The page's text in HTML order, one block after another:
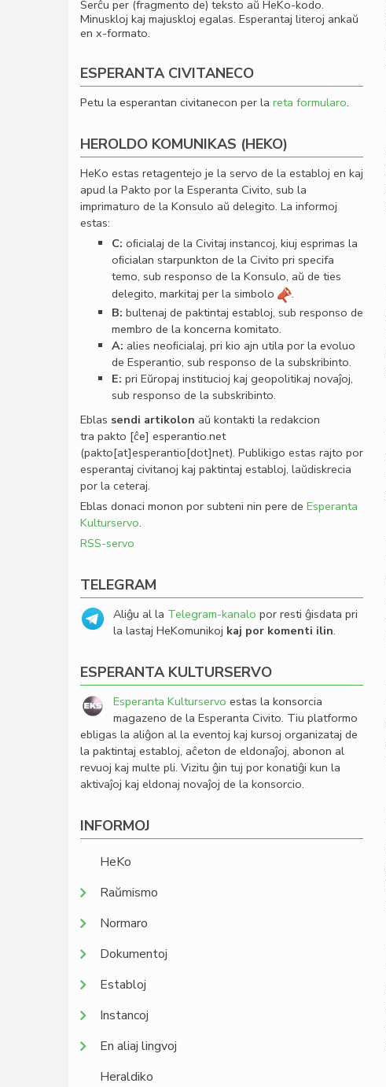
Serĉu per (fragmento de) teksto aŭ HeKo-kodo.
Minuskloj kaj majuskloj egalas. Esperantaj literoj ankaŭ
en x-formato.
ESPERANTA CIVITANECO
Petu la esperantan civitanecon per la reta formularo.
HEROLDO KOMUNIKAS (HEKO)
HeKo estas retagentejo je la servo de la establoj en kaj
apud la Pakto por la Esperanta Civito, sub la
imprimaturo de la Konsulo aŭ delegito. La informoj
estas:
C: oﬁcialaj de la Civitaj instancoj, kiuj esprimas la
oﬁcialan starpunkton de la Civito pri specifa
temo, sub responso de la Konsulo, aŭ de ties
delegito, markitaj per la simbolo
.
B: bultenaj de paktintaj establoj, sub responso de
membro de la koncerna komitato.
A: alies neoﬁcialaj, pri kio ajn utila por la evoluo
de Esperantio, sub responso de la subskribinto.
E: pri Eŭropaj institucioj kaj geopolitikaj novaĵoj,
sub responso de la subskribinto.
Eblas sendi artikolon aŭ kontakti la redakcion
tra pakto [ĉe] esperantio.net
(pakto[at]esperantio[dot]net). Publikigo estas rajto por
esperantaj civitanoj kaj paktintaj establoj, laŭdiskrecia
por la ceteraj.
Eblas donaci monon por subteni nin pere de Esperanta
Kulturservo.
RSS-servo
TELEGRAM
Aliĝu al la Telegram-kanalo por resti ĝisdata pri
la lastaj HeKomunikoj kaj por komenti ilin.
ESPERANTA KULTURSERVO
Esperanta Kulturservo estas la konsorcia
magazeno de la Esperanta Civito. Tiu platformo
ebligas la aliĝon al la eventoj kaj kursoj organizataj de
la paktintaj establoj, aĉeton de eldonaĵoj, abonon al
revuoj kaj multe pli. Vizitu ĝin tuj por konatiĝi kun la
aktivaĵoj kaj eldonaj novaĵoj de la konsorcio.
INFORMOJ
HeKo
Raŭmismo
Normaro
Dokumentoj
Establoj
Instancoj
En aliaj lingvoj
Heraldiko